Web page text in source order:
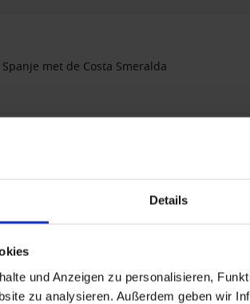
Details
und Anzeigen zu personalisieren,
zu analysieren. Außerdem geben wir
met de Costa Smeralda
+ All